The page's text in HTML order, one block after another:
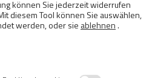
SNACK PUPPIES